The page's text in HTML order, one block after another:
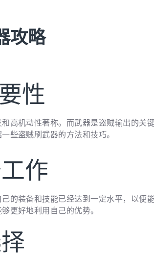
攻略
性
高机动性著称。而武器是盗贼输出的关
些盗贼刷武器的方法和技巧。
作
的装备和技能已经达到一定水平，以便
更好地利用自己的优势。